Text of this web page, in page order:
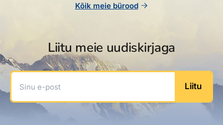
Kõik meie bürood
Liitu meie uudiskirjaga
Sinu e-post
Liitu